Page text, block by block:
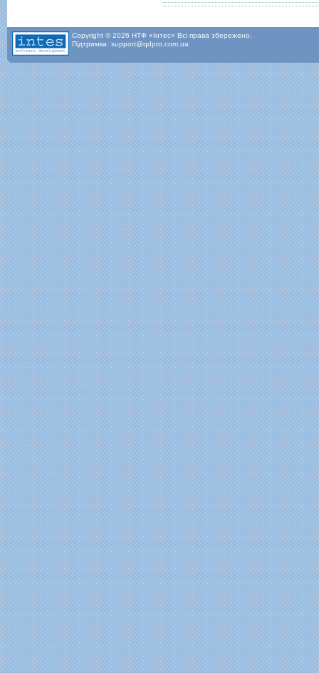
Copyright © 2026 НТФ «Інтес» Всі права збережено.
Підтримка: support@qdpro.com.ua